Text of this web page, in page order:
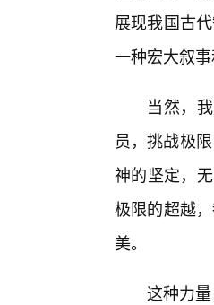
展现我国古
一种宏大叙
当然，
员，挑战极
神的坚定，
极限的超越
美。
这种力